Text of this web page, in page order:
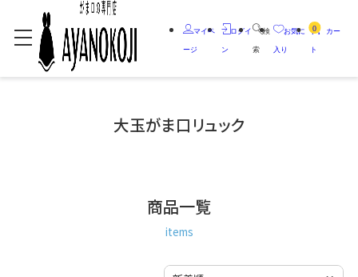
マイペ
ージ
ログイ
ン
検
索
お気に
入り
0 カー
ト
大玉がま口リュック
商品一覧
items